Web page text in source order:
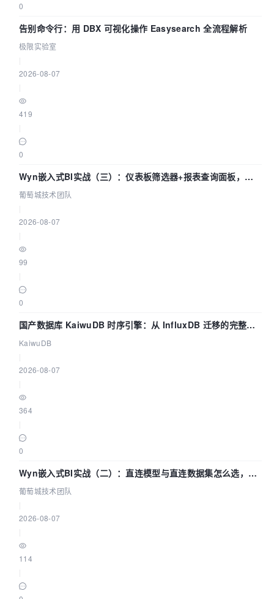
0
告别命令行：用 DBX 可视化操作 Easysearch 全流程解析
极限实验室
2026-08-07
419
0
Wyn嵌入式BI实战（三）：仪表板筛选器+报表查询面板，参
数联动全闭环
葡萄城技术团队
2026-08-07
99
0
国产数据库 KaiwuDB 时序引擎：从 InfluxDB 迁移的完整技
术路径
KaiwuDB
2026-08-07
364
0
Wyn嵌入式BI实战（二）：直连模型与直连数据集怎么选，参
数为什么不生效？| 葡萄城技术团队
葡萄城技术团队
2026-08-07
114